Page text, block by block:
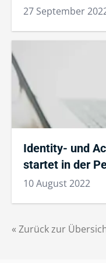
« Zurück zur
27 September
Identity- und
startet in der
10 August 2022